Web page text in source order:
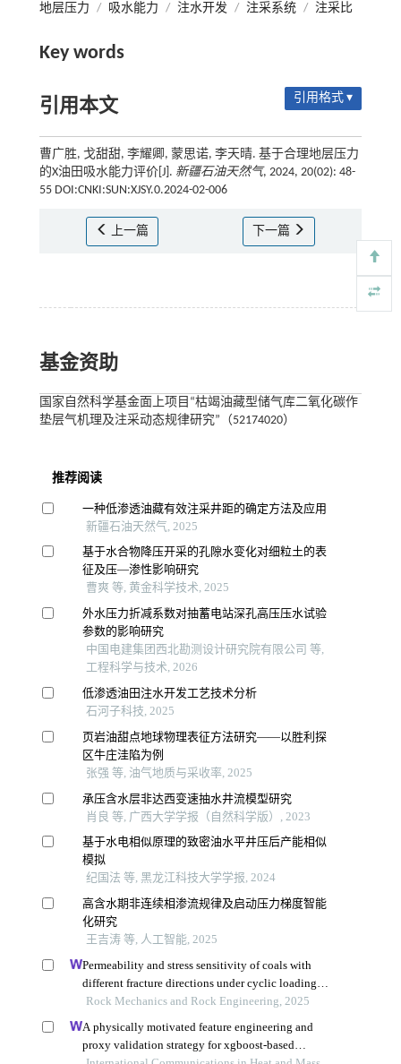
地层压力 / 吸水能力 / 注水开发 / 注采系统 / 注采比
Key words
引用本文 引用格式 ▾
曹广胜, 戈甜甜, 李耀卿, 蒙思诺, 李天晴. 基于合理地层压力
的X油田吸水能力评价[J]. 新疆石油天然气, 2024, 20(02): 48-
55 DOI:CNKI:SUN:XJSY.0.2024-02-006
上一篇 下一篇
基金资助
国家自然科学基金面上项目“枯竭油藏型储气库二氧化碳作
垫层气机理及注采动态规律研究”（52174020）